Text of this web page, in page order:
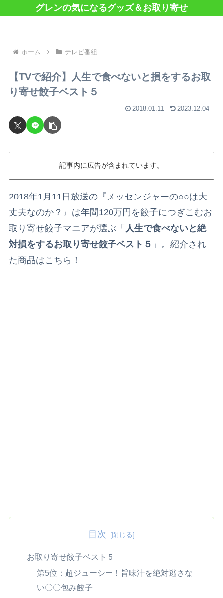
グレンの気になるグッズ＆お取り寄せ
ホーム テレビ番組
【TVで紹介】人生で食べないと損をするお取
り寄せ餃子ベスト５
2018.01.11 2023.12.04
記事内に広告が含まれています。
2018年1月11日放送の『メッセンジャーの○○は大
丈夫なのか？』は年間120万円を餃子につぎこむお
取り寄せ餃子マニアが選ぶ「 人生で食べないと絶
対損をするお取り寄せ餃子ベスト５ 」。紹介され
た商品はこちら！
目次
お取り寄せ餃子ベスト５
第5位：超ジューシー！旨味汁を絶対逃さな
い〇〇包み餃子